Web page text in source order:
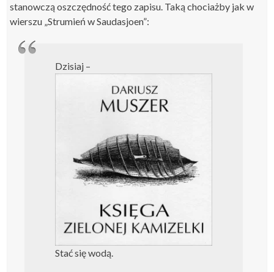
stanowczą oszczędność tego zapisu. Taką chociażby jak w
wierszu „Strumień w Saudasjoen”:
Dzisiaj –
Stać się wodą.